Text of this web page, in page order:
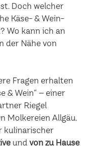
Doch welcher
Käse- & Wein-
Wo kann ich an
der Nähe von
Fragen erhalten
& Wein“ – einer
Riegel
Molkereien Allgäu.
kulinarischer
und von zu Hause